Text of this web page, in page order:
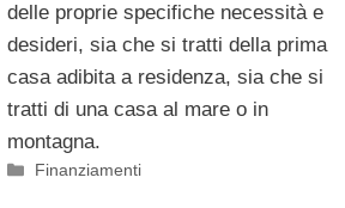
delle proprie specifiche necessità e
desideri, sia che si tratti della prima
casa adibita a residenza, sia che si
tratti di una casa al mare o in
montagna.
Categorie
Finanziamenti